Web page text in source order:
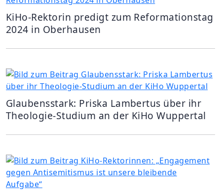
KiHo-Rektorin predigt zum Reformationstag
2024 in Oberhausen
Glaubensstark: Priska Lambertus über ihr
Theologie-Studium an der KiHo Wuppertal